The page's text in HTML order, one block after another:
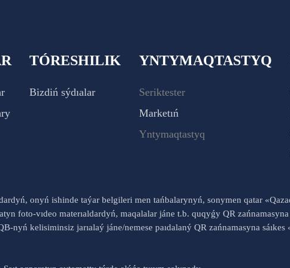
TÓRESHILIK
Bizdiń sýdıalar
YNTYMAQTASTYQ
Seriktester
Marketıń
Yntymaqtastyq
onyń ishinde taýar belgileri men tańbalarynyń, sonymen qatar
foto-vıdeo materıaldardyń, maqalalar jáne t.b. quqyǵy QR zańnamasyna
nyń kelisiminsiz jarıalaý jáne/nemese paıdalaný QR zańnamasyna